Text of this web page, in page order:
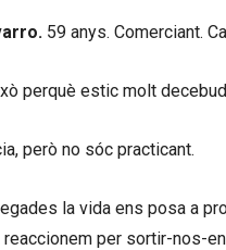
59 anys. Comerciant.
perquè estic molt
però no sóc practicant.
la vida ens posa a
per sortir-nos-